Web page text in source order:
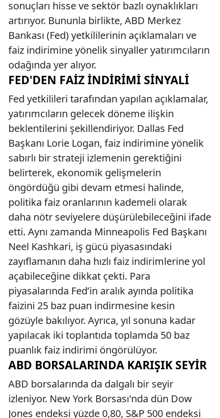
sonuçları hisse ve sektör bazlı oynaklıkları
artırıyor. Bununla birlikte, ABD Merkez
Bankası (Fed) yetkililerinin açıklamaları ve
faiz indirimine yönelik sinyaller yatırımcıların
odağında yer alıyor.
FED'DEN FAIZ İNDIRIMI SINYALI
Fed yetkilileri tarafından yapılan açıklamalar,
yatırımcıların gelecek döneme ilişkin
beklentilerini şekillendiriyor. Dallas Fed
Başkanı Lorie Logan, faiz indirimine yönelik
sabırlı bir strateji izlemenin gerektiğini
belirterek, ekonomik gelişmelerin
öngördüğü gibi devam etmesi halinde,
politika faiz oranlarının kademeli olarak
daha nötr seviyelere düşürülebileceğini ifade
etti. Aynı zamanda Minneapolis Fed Başkanı
Neel Kashkari, iş gücü piyasasındaki
zayıflamanın daha hızlı faiz indirimlerine yol
açabileceğine dikkat çekti. Para
piyasalarında Fed’in aralık ayında politika
faizini 25 baz puan indirmesine kesin
gözüyle bakılıyor. Ayrıca, yıl sonuna kadar
yapılacak iki toplantıda toplamda 50 baz
puanlık faiz indirimi öngörülüyor.
ABD BORSALARINDA KARIŞIK SEYIR
ABD borsalarında da dalgalı bir seyir
izleniyor. New York Borsası'nda dün Dow
Jones endeksi yüzde 0,80, S&P 500 endeksi